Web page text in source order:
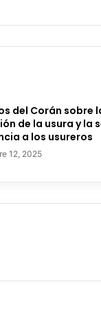
del Corán sobre
de la usura y la
a los usureros
12, 2025